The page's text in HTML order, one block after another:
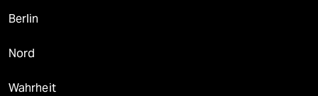
Berlin
Nord
Wahrheit